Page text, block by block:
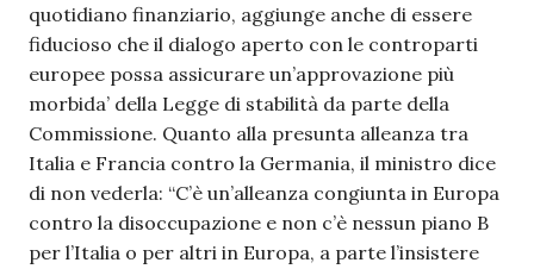
quotidiano finanziario, aggiunge anche di essere
fiducioso che il dialogo aperto con le controparti
europee possa assicurare un’approvazione più
morbida’ della Legge di stabilità da parte della
Commissione. Quanto alla presunta alleanza tra
Italia e Francia contro la Germania, il ministro dice
di non vederla: “C’è un’alleanza congiunta in Europa
contro la disoccupazione e non c’è nessun piano B
per l’Italia o per altri in Europa, a parte l’insistere